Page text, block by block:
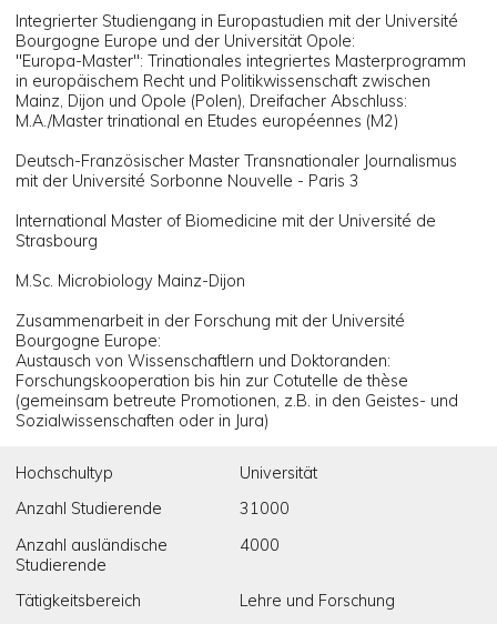
Integrierter Studiengang in Europastudien mit der Université
Bourgogne Europe und der Universität Opole:
"Europa-Master": Trinationales integriertes Masterprogramm
in europäischem Recht und Politikwissenschaft zwischen
Mainz, Dijon und Opole (Polen), Dreifacher Abschluss:
M.A./Master trinational en Etudes européennes (M2)
Deutsch-Französischer Master Transnationaler Journalismus
mit der Université Sorbonne Nouvelle - Paris 3
International Master of Biomedicine mit der Université de
Strasbourg
M.Sc. Microbiology Mainz-Dijon
Zusammenarbeit in der Forschung mit der Université
Bourgogne Europe:
Austausch von Wissenschaftlern und Doktoranden:
Forschungskooperation bis hin zur Cotutelle de thèse
(gemeinsam betreute Promotionen, z.B. in den Geistes- und
Sozialwissenschaften oder in Jura)
Hochschultyp
Universität
Anzahl Studierende
31000
Anzahl ausländische
Studierende
4000
Tätigkeitsbereich
Lehre und Forschung